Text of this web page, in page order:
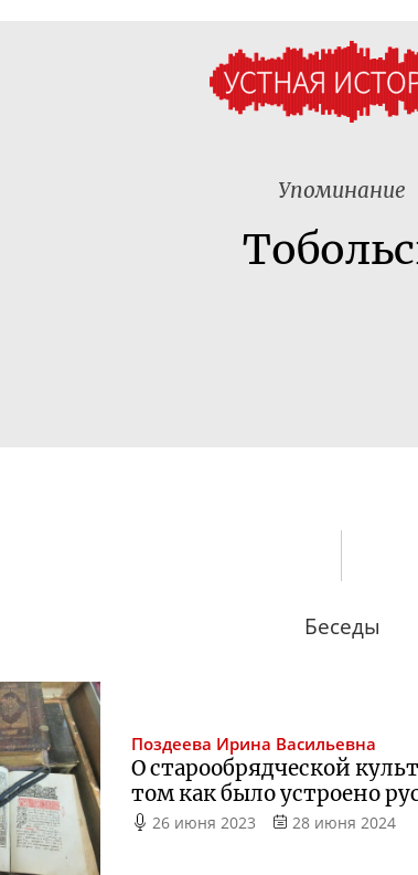
Упоминание
Беседы
Поздеева Ирина Васильевна
О старообрядческой
том как было устроено
26 июня 2023 28 июня 2024